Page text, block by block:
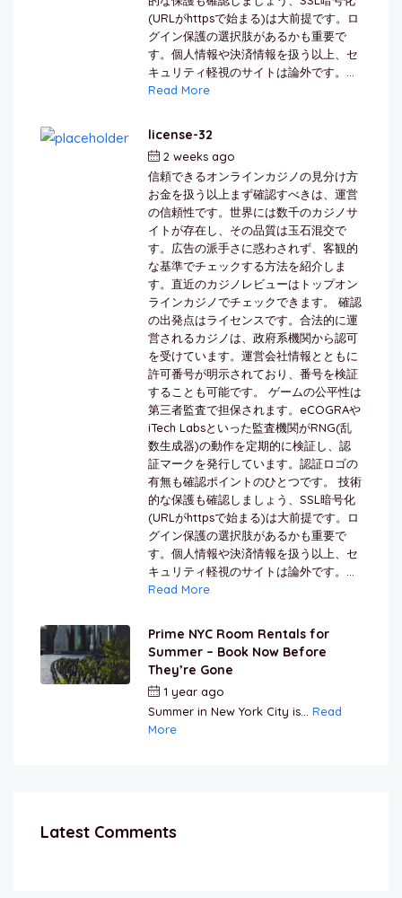
(URLがhttpsで始まる)は大前提です。ロ
グイン保護の選択肢があるかも重要で
す。個人情報や決済情報を扱う以上、セ
キュリティ軽視のサイトは論外です。...
Read More
license-32
2 weeks ago
信頼できるオンラインカジノの見分け方
お金を扱う以上まず確認すべきは、運営
の信頼性です。世界には数千のカジノサ
イトが存在し、その品質は玉石混交で
す。広告の派手さに惑わされず、客観的
な基準でチェックする方法を紹介しま
す。直近のカジノレビューはトップオン
ラインカジノでチェックできます。 確認
の出発点はライセンスです。合法的に運
営されるカジノは、政府系機関から認可
を受けています。運営会社情報とともに
許可番号が明示されており、番号を検証
することも可能です。 ゲームの公平性は
第三者監査で担保されます。eCOGRAや
iTech Labsといった監査機関がRNG(乱
数生成器)の動作を定期的に検証し、認
証マークを発行しています。認証ロゴの
有無も確認ポイントのひとつです。 技術
的な保護も確認しましょう、SSL暗号化
(URLがhttpsで始まる)は大前提です。ロ
グイン保護の選択肢があるかも重要で
す。個人情報や決済情報を扱う以上、セ
キュリティ軽視のサイトは論外です。...
Read More
Prime NYC Room Rentals for
Summer – Book Now Before
They’re Gone
1 year ago
Summer in New York City is... Read
More
Latest Comments